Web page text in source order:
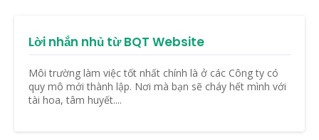
Lời nhắn nhủ từ BQT Website
Môi trường làm việc tốt nhất chính là ở các Công ty có
quy mô mới thành lập. Nơi mà bạn sẽ cháy hết mình với
tài hoa, tâm huyết....